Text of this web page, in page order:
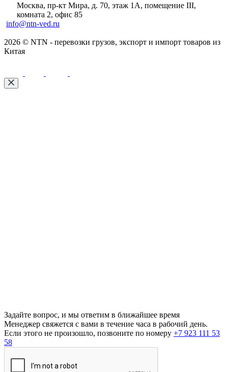
Москва, пр-кт Мира, д. 70, этаж 1А, помещение III,
комната 2, офис 85
info@ntn-ved.ru
2026 © NTN - перевозки грузов, экспорт и импорт товаров из
Китая
Задайте вопрос, и мы ответим в ближайшее время
Менеджер свяжется с вами в течение часа в рабочий день.
Если этого не произошло, позвоните по номеру +7 923 111 53
58